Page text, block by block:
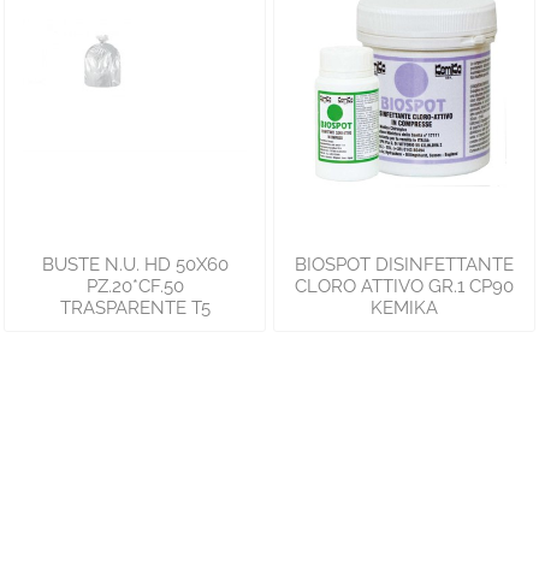
BUSTE N.U. HD 50X60
PZ.20*CF.50
TRASPARENTE T5
BIOSPOT DISINFETTANTE
CLORO ATTIVO GR.1 CP90
KEMIKA